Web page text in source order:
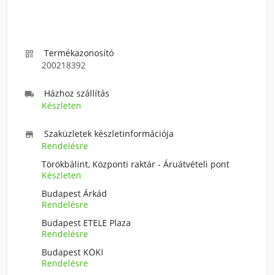

Termékazonosító
200218392

Házhoz szállítás
Készleten

Szaküzletek készletinformációja
Rendelésre
Törökbálint, Központi raktár - Áruátvételi pont
Készleten
Budapest Árkád
Rendelésre
Budapest ETELE Plaza
Rendelésre
Budapest KÖKI
Rendelésre